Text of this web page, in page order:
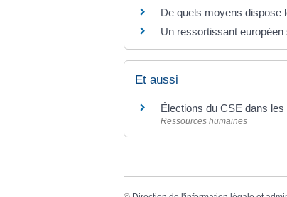
De quels moyens dispose
Un ressortissant
Et aussi
Élections du CSE dans
Ressources humaines